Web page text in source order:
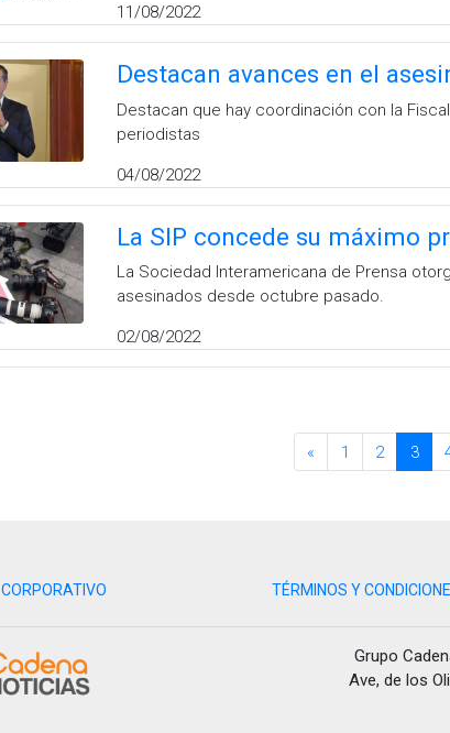
11/08/2022
Destacan avances en el
Destacan que hay coordinación con la
periodistas
04/08/2022
La SIP concede su máximo
La Sociedad Interamericana de Prensa
asesinados desde octubre pasado.
02/08/2022
« 1 2 3
CORPORATIVO TÉRMINOS Y
Grupo
Ave, de los